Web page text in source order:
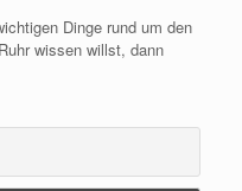
Dinge rund um den
wissen willst, dann